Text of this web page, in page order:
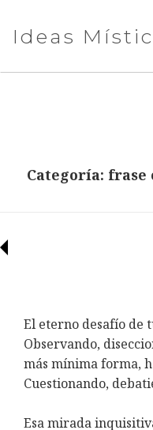
Ideas
Categoría: frase
El eterno desafío de
Observando,
más mínima forma,
Cuestionando,
Esa mirada